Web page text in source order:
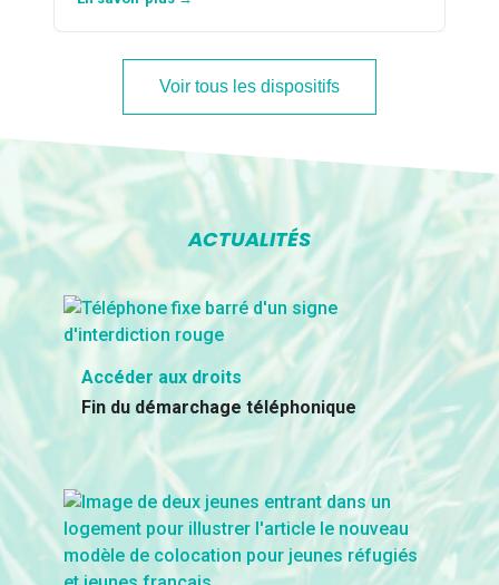
Voir tous les dispositifs
ACTUALITÉS
Accéder aux droits
Fin du démarchage téléphonique